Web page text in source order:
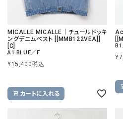
MICALLE MICALLE｜チュールドッキ
ングデニムベスト [[MMB122VEA]]
[C]
A1.BLUE／F
¥15,400税込
カートに入れる
¥